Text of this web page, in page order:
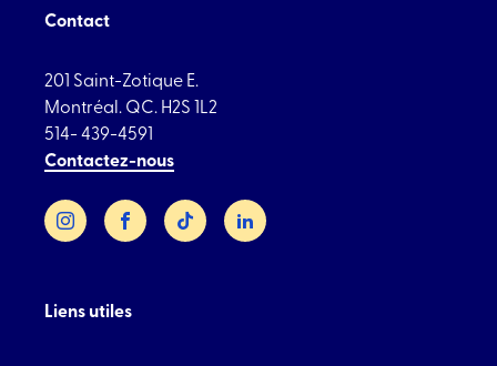
Contact
201 Saint-Zotique E.
Montréal. QC. H2S 1L2
514- 439-4591
Contactez-nous
InstagramFacebookTikTok LinkedIn
Liens utiles